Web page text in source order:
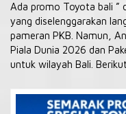
Ada promo Toyota bali ”
yang diselenggarakan
pameran PKB. Namun,
Piala Dunia 2026 dan
untuk wilayah Bali.